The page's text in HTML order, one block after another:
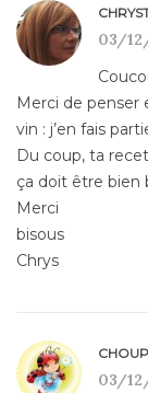
03/
Merci de penser
vin : j’en fais
Du coup, ta
ça doit être bien
Merci
bisous
Chrys
03/